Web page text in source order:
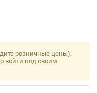
розничные цены).
войти под своим